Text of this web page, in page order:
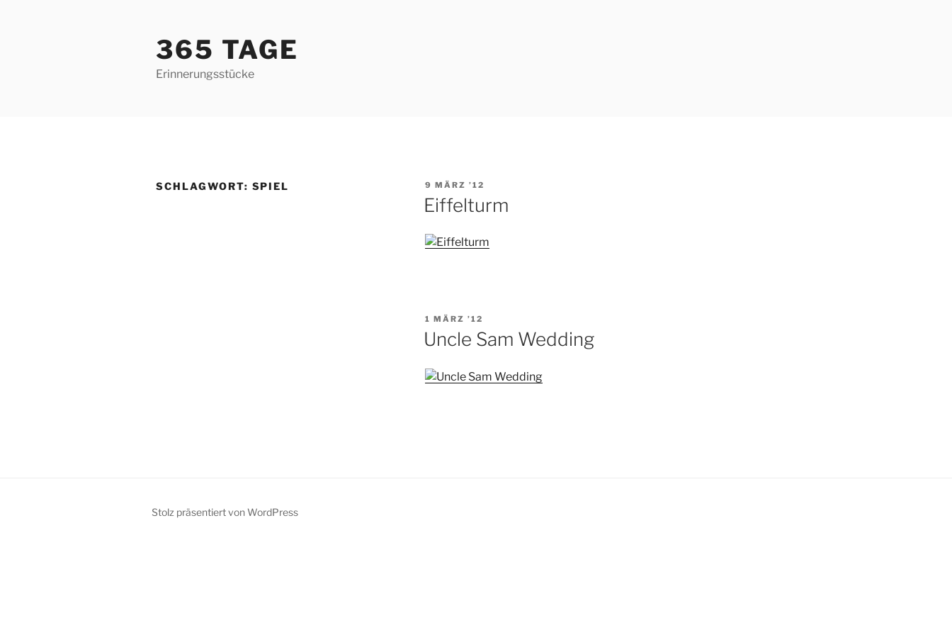
365 TAGE
Erinnerungsstücke
SCHLAGWORT: SPIEL
VERÖFFENTLICHT
AM
9 MÄRZ ’12
Eiffelturm
VERÖFFENTLICHT
AM
1 MÄRZ ’12
Uncle Sam Wedding
Stolz präsentiert von WordPress